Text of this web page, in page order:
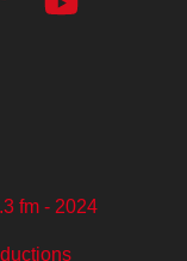
fm - 2024